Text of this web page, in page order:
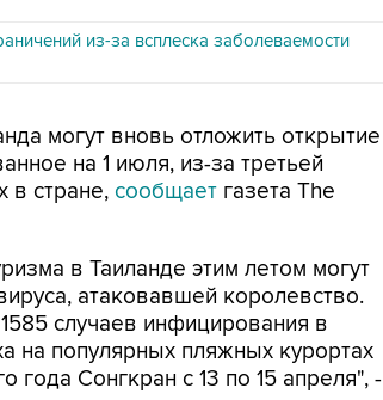
из-за всплеска заболеваемости
могут вновь отложить открытие
на 1 июля, из-за третьей
в стране, сообщает газета The
в Таиланде этим летом могут
атаковавшей королевство.
случаев инфицирования в
на популярных пляжных курортах
года Сонгкран с 13 по 15 апреля", -